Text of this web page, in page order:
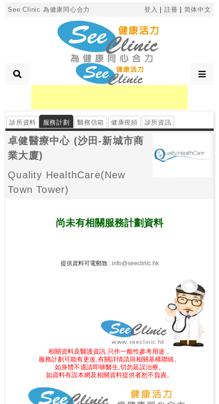
See Clinic 為健康同心合力 登入 註冊 简体中文
診
所
搜
尋
診
所
按
×
診所資料 服務計劃 醫務信箱 健康視頻 診所資訊
卓健醫療中心 (沙田-新城市商
業大廈)
Quality HealthCare(New
Town Tower)
尚未有相關服務計劃 資料
提供資料可電郵致 : info@seeclinic.hk
相關資料及醫護資訊 只作一般性參考用途，
服務計劃可能有更改,有關詳情請與相關基構聯絡。
如身體不適請即睇醫生,切勿延誤治療。
如資料有誤本網及相關資料提供者恕不負責。